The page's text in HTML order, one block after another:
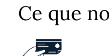
Ce que